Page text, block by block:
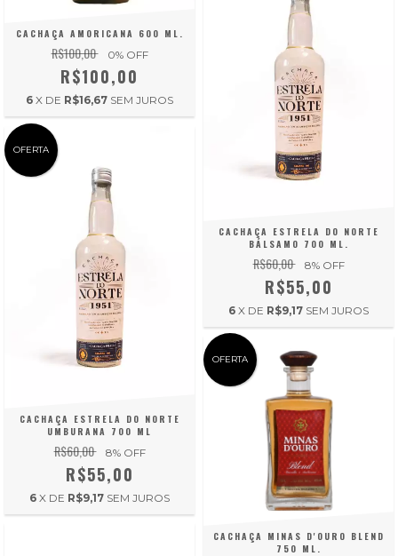
CACHAÇA AMORICANA 600 ML.
R$100,00 0% OFF
R$100,00
6 X DE R$16,67 SEM JUROS
OFERTA
CACHAÇA ESTRELA DO NORTE
UMBURANA 700 ML
R$60,00 8% OFF
R$55,00
6 X DE R$9,17 SEM JUROS
CACHAÇA ESTRELA DO NORTE
BÁLSAMO 700 ML.
R$60,00 8% OFF
R$55,00
6 X DE R$9,17 SEM JUROS
OFERTA
CACHAÇA MINAS D'OURO BLEND
750 ML.